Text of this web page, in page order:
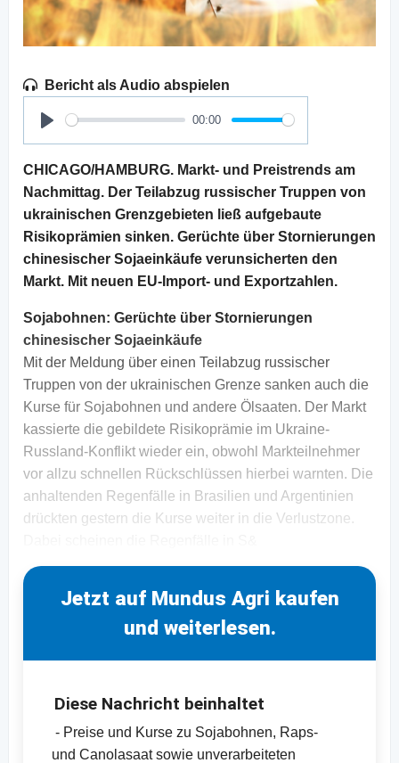
Bericht als Audio abspielen
Play
00:00
CHICAGO/HAMBURG. Markt- und Preistrends am
Nachmittag. Der Teilabzug russischer Truppen von
ukrainischen Grenzgebieten ließ aufgebaute
Risikoprämien sinken. Gerüchte über Stornierungen
chinesischer Sojaeinkäufe verunsicherten den
Markt. Mit neuen EU-Import- und Exportzahlen.
Sojabohnen: Gerüchte über Stornierungen
chinesischer Sojaeinkäufe
Mit der Meldung über einen Teilabzug russischer
Truppen von der ukrainischen Grenze sanken auch die
Kurse für Sojabohnen und andere Ölsaaten. Der Markt
kassierte die gebildete Risikoprämie im Ukraine-
Russland-Konflikt wieder ein, obwohl Markteilnehmer
vor allzu schnellen Rückschlüssen hierbei warnten. Die
anhaltenden Regenfälle in Brasilien und Argentinien
drückten gestern die Kurse weiter in die Verlustzone.
Jetzt auf Mundus Agri kaufen
und weiterlesen.
Diese Nachricht beinhaltet
- Preise und Kurse zu Sojabohnen, Raps-
und Canolasaat sowie unverarbeiteten